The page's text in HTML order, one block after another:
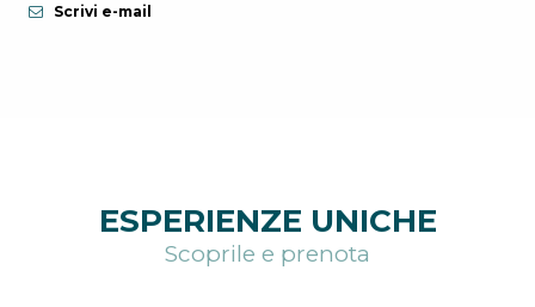
Scrivi e-mail
ESPERIENZE UNICHE
Scoprile e prenota